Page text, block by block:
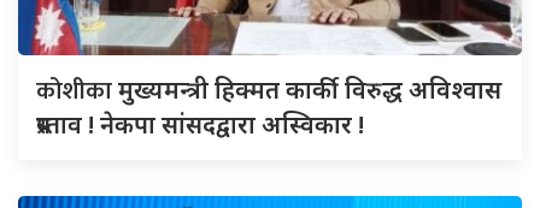
कोशीकामुख्यमन्त्री हिक्मत कार्की विरुद्ध अविश्वास
प्रस्ताव ! नेकपा सांसदद्वारा अस्विकार !